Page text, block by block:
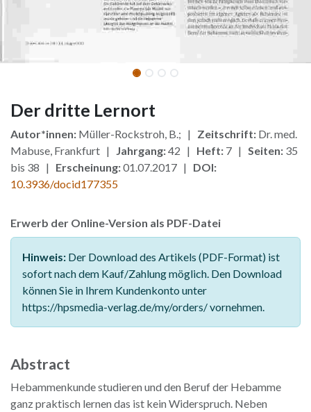
Der dritte Lernort
Autor*innen: Müller-Rockstroh, B.; | Zeitschrift: Dr. med.
Mabuse, Frankfurt | Jahrgang:42 | Heft: 7 | Seiten: 35
bis 38 | Erscheinung:01.07.2017 | DOI:
10.3936/docid177355
Erwerb der Online-Version als PDF-Datei
Hinweis: Der Download des Artikels (PDF-Format) ist
sofort nach dem Kauf/Zahlung möglich. Den Download
können Sie in Ihrem Kundenkonto unter
https://hpsmedia-verlag.de/my/orders/ vornehmen.
Abstract
Hebammenkunde studieren und den Beruf der Hebamme
ganz praktisch lernen das ist kein Widerspruch. Neben